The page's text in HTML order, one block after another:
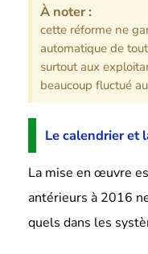
À noter :
cette réforme ne
automatique de
surtout aux
beaucoup fluctué
Le calendrier et
La mise en œuvre
antérieurs à 2016
quels dans les